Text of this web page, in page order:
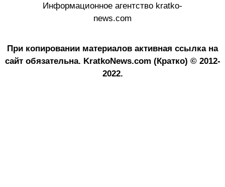
Информационное агентство kratko-
news.com
При копировании материалов активная ссылка на
сайт обязательна. KratkoNews.com (Кратко) © 2012-
2022.